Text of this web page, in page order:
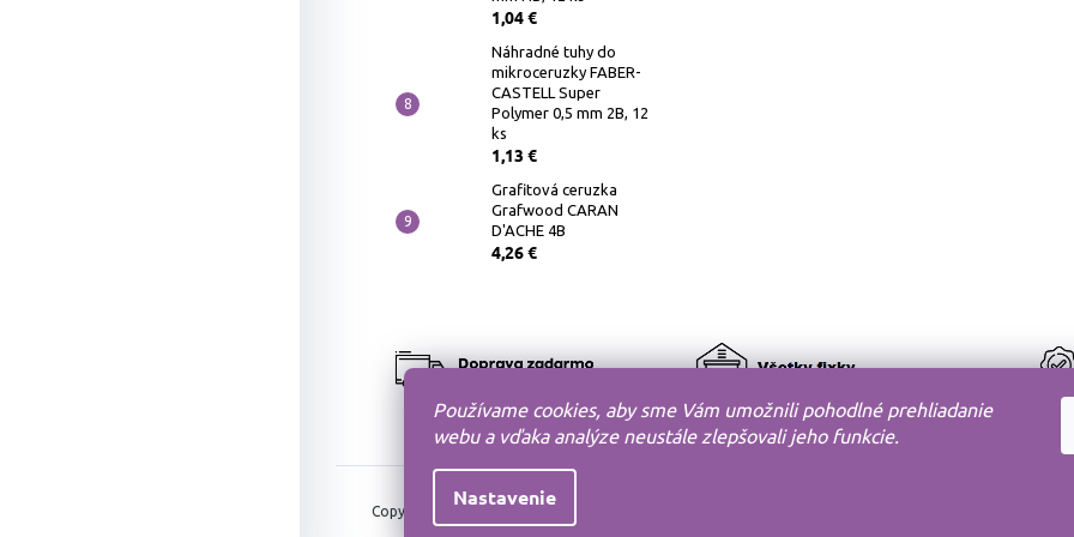
Používame cookies, aby sme Vám umožnili pohodlné prehliadanie
webu a vďaka analýze neustále zlepšovali jeho funkcie.
Nastavenie
1,04 €
Náhradné tuhy do
mikroceruzky FABER-
CASTELL Super
Polymer 0,5 mm 2B, 12
ks
1,13 €
Grafitová ceruzka
Grafwood CARAN
D'ACHE 4B
4,26 €
Copyright 2010-2026 MODELOV s.r.o.